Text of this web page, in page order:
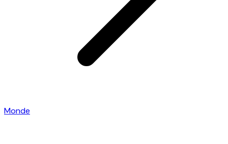
Monde